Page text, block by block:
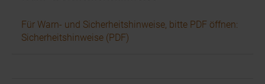
Für Warn- und Sicherheitshinweise, bitte PDF öffnen:
Sicherheitshinweise (PDF)